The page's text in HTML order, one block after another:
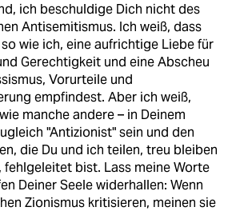
ich beschuldige Dich nicht des
Antisemitismus. Ich weiß, dass
so wie ich, eine aufrichtige Liebe für
Gerechtigkeit und eine Abscheu
Vorurteile und
empfindest. Aber ich weiß,
manche andere – in Deinem
"Antizionist" sein und den
die Du und ich teilen, treu bleiben
fehlgeleitet bist. Lass meine Worte
Deiner Seele widerhallen: Wenn
Zionismus kritisieren, meinen sie